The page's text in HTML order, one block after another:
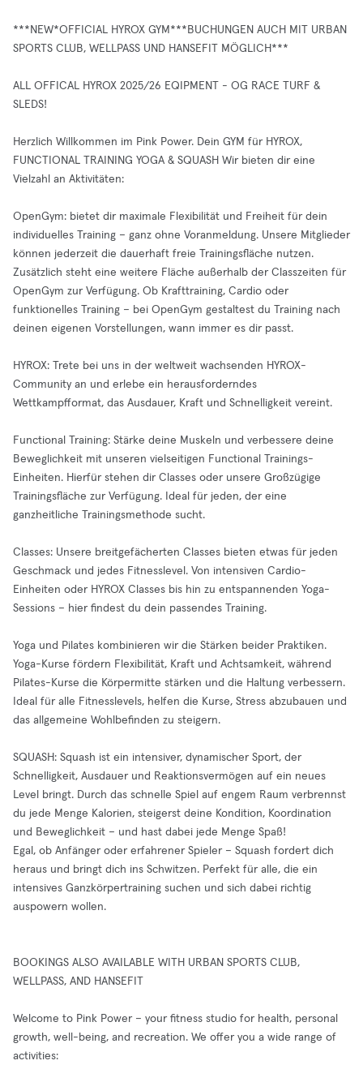
***NEW*OFFICIAL HYROX GYM***BUCHUNGEN AUCH MIT URBAN
SPORTS CLUB, WELLPASS UND HANSEFIT MÖGLICH***
ALL OFFICAL HYROX 2025/26 EQIPMENT - OG RACE TURF &
SLEDS!
Herzlich Willkommen im Pink Power. Dein GYM für HYROX,
FUNCTIONAL TRAINING YOGA & SQUASH Wir bieten dir eine
Vielzahl an Aktivitäten:
OpenGym: bietet dir maximale Flexibilität und Freiheit für dein
individuelles Training – ganz ohne Voranmeldung. Unsere Mitglieder
können jederzeit die dauerhaft freie Trainingsfläche nutzen.
Zusätzlich steht eine weitere Fläche außerhalb der Classzeiten für
OpenGym zur Verfügung. Ob Krafttraining, Cardio oder
funktionelles Training – bei OpenGym gestaltest du Training nach
deinen eigenen Vorstellungen, wann immer es dir passt.
HYROX: Trete bei uns in der weltweit wachsenden HYROX-
Community an und erlebe ein herausforderndes
Wettkampfformat, das Ausdauer, Kraft und Schnelligkeit vereint.
Functional Training: Stärke deine Muskeln und verbessere deine
Beweglichkeit mit unseren vielseitigen Functional Trainings-
Einheiten. Hierfür stehen dir Classes oder unsere Großzügige
Trainingsfläche zur Verfügung. Ideal für jeden, der eine
ganzheitliche Trainingsmethode sucht.
Classes: Unsere breitgefächerten Classes bieten etwas für jeden
Geschmack und jedes Fitnesslevel. Von intensiven Cardio-
Einheiten oder HYROX Classes bis hin zu entspannenden Yoga-
Sessions – hier findest du dein passendes Training.
Yoga und Pilates kombinieren wir die Stärken beider Praktiken.
Yoga-Kurse fördern Flexibilität, Kraft und Achtsamkeit, während
Pilates-Kurse die Körpermitte stärken und die Haltung verbessern.
Ideal für alle Fitnesslevels, helfen die Kurse, Stress abzubauen und
das allgemeine Wohlbefinden zu steigern.
SQUASH: Squash ist ein intensiver, dynamischer Sport, der
Schnelligkeit, Ausdauer und Reaktionsvermögen auf ein neues
Level bringt. Durch das schnelle Spiel auf engem Raum verbrennst
du jede Menge Kalorien, steigerst deine Kondition, Koordination
und Beweglichkeit – und hast dabei jede Menge Spaß!
Egal, ob Anfänger oder erfahrener Spieler – Squash fordert dich
heraus und bringt dich ins Schwitzen. Perfekt für alle, die ein
intensives Ganzkörpertraining suchen und sich dabei richtig
auspowern wollen.
BOOKINGS ALSO AVAILABLE WITH URBAN SPORTS CLUB,
WELLPASS, AND HANSEFIT
Welcome to Pink Power – your fitness studio for health, personal
growth, well-being, and recreation. We offer you a wide range of
activities: